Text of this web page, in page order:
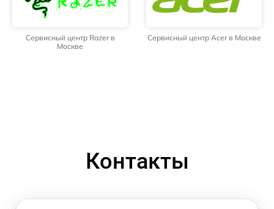
Сервисный центр Razer в
Москве
Сервисный центр Acer в Москве
Контакты